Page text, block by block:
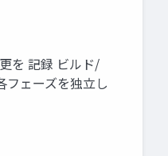
を 記録 ビルド/
ェーズを独立し